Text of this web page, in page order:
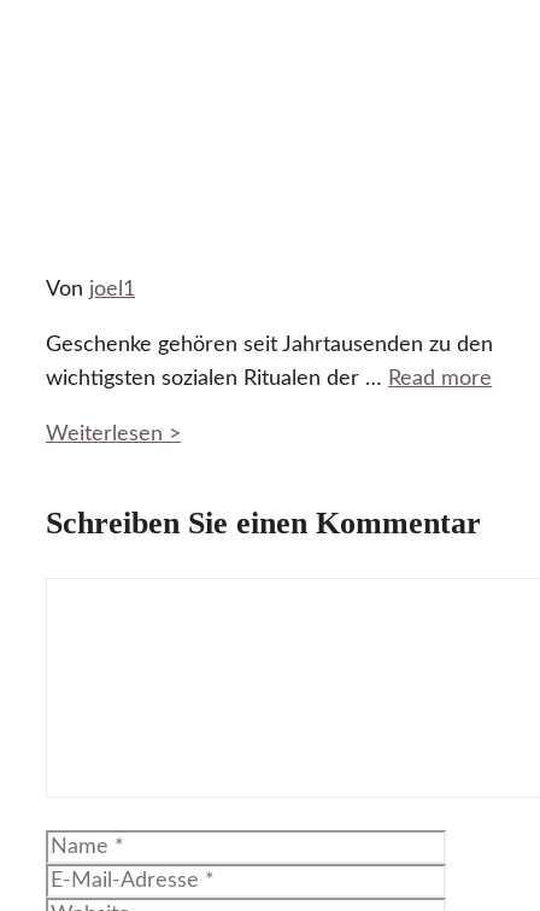
Von joel1
Geschenke gehören seit Jahrtausenden zu den
wichtigsten sozialen Ritualen der … Read more
Weiterlesen >
Schreiben Sie einen Kommentar
Name